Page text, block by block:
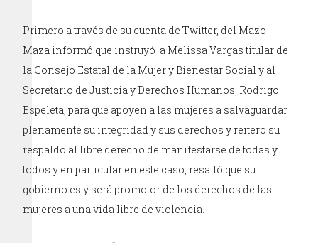
Primero a través de su cuenta de Twitter, del Mazo
Maza informó que instruyó a Melissa Vargas titular de
la Consejo Estatal de la Mujer y Bienestar Social y al
Secretario de Justicia y Derechos Humanos, Rodrigo
Espeleta, para que apoyen a las mujeres a salvaguardar
plenamente su integridad y sus derechos y reiteró su
respaldo al libre derecho de manifestarse de todas y
todos y en particular en este caso, resaltó que su
gobierno es y será promotor de los derechos de las
mujeres a una vida libre de violencia.